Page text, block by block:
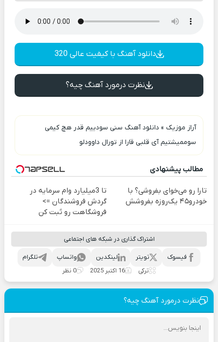
دانلود آهنگ با کیفیت عالی 320
نظرت درمورد آهنگ چیه؟
آراز موزیک » دانلود آهنگ سنی سودییم قدر هچ کیمی
سوممیشتیم آی قلبی قارا از تورال داوودلو
مطالب پیشنهادی
تارا رو می‌خوای بفروشی؟ با
خودرو۴۵ یک‌روزه بفروشش
تا 3میلیارد وام سرمایه در
گردش فروشندگان =>
فروشگاهت رو ثبت کن
اشتراک گذاری در شبکه های اجتماعی
تلگرام واتساپ لینکدین تویتر
فیسوک
ترکی
16 اکتبر 2025 0 نظر
نظرت درمورد آهنگ چیه؟